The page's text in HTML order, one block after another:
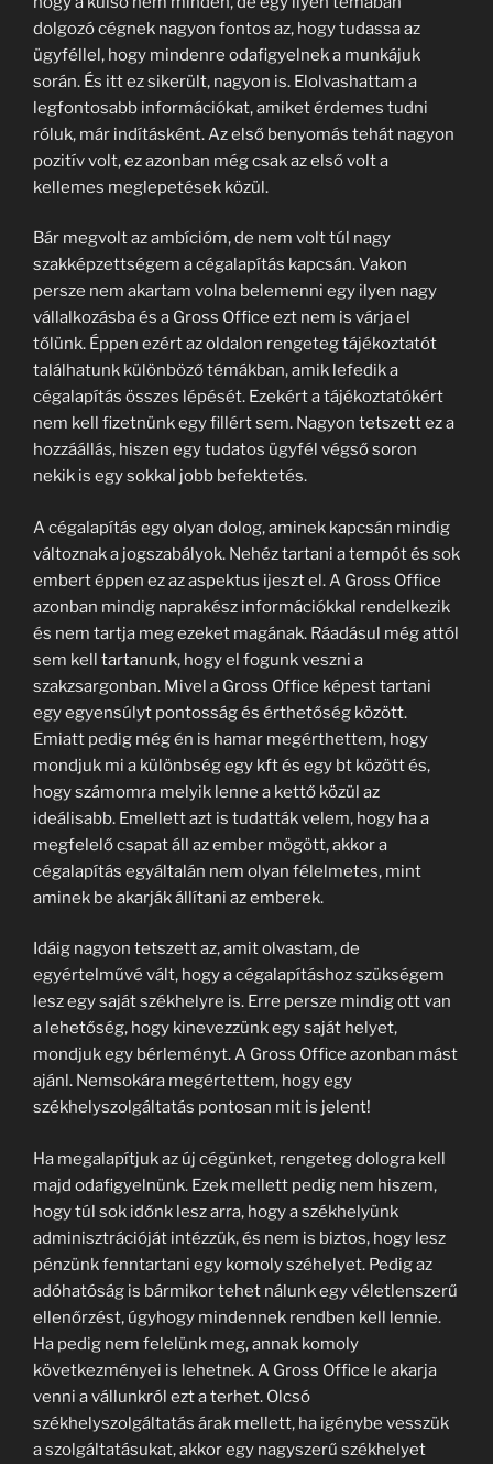
dolgozó cégnek nagyon fontos az, hogy tudassa az
ügyféllel, hogy mindenre odafigyelnek a munkájuk
során. És itt ez sikerült, nagyon is. Elolvashattam a
legfontosabb információkat, amiket érdemes tudni
róluk, már indításként. Az első benyomás tehát nagyon
pozitív volt, ez azonban még csak az első volt a
kellemes meglepetések közül.
Bár megvolt az ambícióm, de nem volt túl nagy
szakképzettségem a cégalapítás kapcsán. Vakon
persze nem akartam volna belemenni egy ilyen nagy
vállalkozásba és a Gross Office ezt nem is várja el
tőlünk. Éppen ezért az oldalon rengeteg tájékoztatót
találhatunk különböző témákban, amik lefedik a
cégalapítás összes lépését. Ezekért a tájékoztatókért
nem kell fizetnünk egy fillért sem. Nagyon tetszett ez a
hozzáállás, hiszen egy tudatos ügyfél végső soron
nekik is egy sokkal jobb befektetés.
A cégalapítás egy olyan dolog, aminek kapcsán mindig
változnak a jogszabályok. Nehéz tartani a tempót és sok
embert éppen ez az aspektus ijeszt el. A Gross Office
azonban mindig naprakész információkkal rendelkezik
és nem tartja meg ezeket magának. Ráadásul még attól
sem kell tartanunk, hogy el fogunk veszni a
szakzsargonban. Mivel a Gross Office képest tartani
egy egyensúlyt pontosság és érthetőség között.
Emiatt pedig még én is hamar megérthettem, hogy
mondjuk mi a különbség egy kft és egy bt között és,
hogy számomra melyik lenne a kettő közül az
ideálisabb. Emellett azt is tudatták velem, hogy ha a
megfelelő csapat áll az ember mögött, akkor a
cégalapítás egyáltalán nem olyan félelmetes, mint
aminek be akarják állítani az emberek.
Idáig nagyon tetszett az, amit olvastam, de
egyértelművé vált, hogy a cégalapításhoz szükségem
lesz egy saját székhelyre is. Erre persze mindig ott van
a lehetőség, hogy kinevezzünk egy saját helyet,
mondjuk egy bérleményt. A Gross Office azonban mást
ajánl. Nemsokára megértettem, hogy egy
székhelyszolgáltatás pontosan mit is jelent!
Ha megalapítjuk az új cégünket, rengeteg dologra kell
majd odafigyelnünk. Ezek mellett pedig nem hiszem,
hogy túl sok időnk lesz arra, hogy a székhelyünk
adminisztrációját intézzük, és nem is biztos, hogy lesz
pénzünk fenntartani egy komoly széhelyet. Pedig az
adóhatóság is bármikor tehet nálunk egy véletlenszerű
ellenőrzést, úgyhogy mindennek rendben kell lennie.
Ha pedig nem felelünk meg, annak komoly
következményei is lehetnek. A Gross Office le akarja
venni a vállunkról ezt a terhet. Olcsó
székhelyszolgáltatás árak mellett, ha igénybe vesszük
a szolgáltatásukat, akkor egy nagyszerű székhelyet